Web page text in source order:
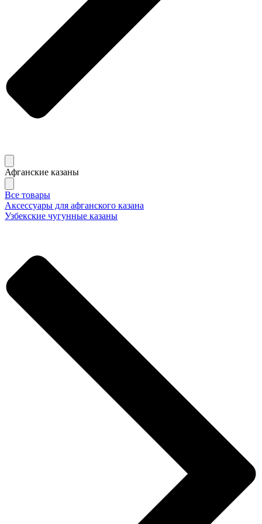
Афганские казаны
Все товары
Аксессуары для афганского казана
Узбекские чугунные казаны